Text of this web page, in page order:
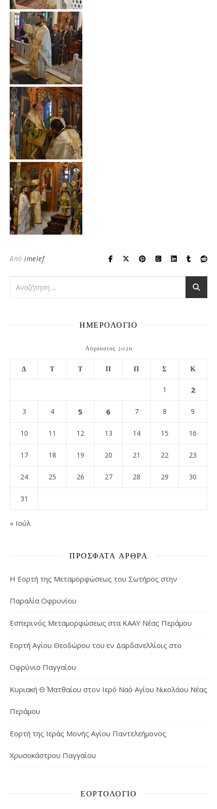
Από imelef
ΗΜΕΡΟΛΟΓΙΟ
Αύγουστος 2026
Δ Τ Τ Π Π Σ Κ
1 2
3 4 5 6 7 8 9
10 11 12 13 14 15 16
17 18 19 20 21 22 23
24 25 26 27 28 29 30
31
« Ιούλ
ΠΡΌΣΦΑΤΑ ΆΡΘΡΑ
Η Εορτή της Μεταμορφώσεως του Σωτήρος στην
Παραλία Οφρυνίου
Εσπερινός Μεταμορφώσεως στα ΚΑΑΥ Νέας Περάμου
Εορτή Αγίου Θεοδώρου του εν Δαρδανελλίοις στο
Οφρύνιο Παγγαίου
Κυριακή Θ΄ Ματθαίου στον Ιερό Ναό Αγίου Νικολάου Νέας
Περάμου
Εορτή της Ιεράς Μονής Αγίου Παντελεήμονος
Χρυσοκάστρου Παγγαίου
ΕΟΡΤΟΛΌΓΙΟ